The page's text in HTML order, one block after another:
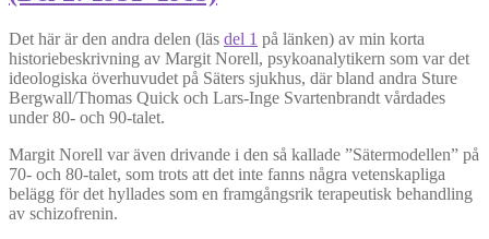
Det här är den andra delen (läs del 1 på länken) av min korta
historiebeskrivning av Margit Norell, psykoanalytikern som var det
ideologiska överhuvudet på Säters sjukhus, där bland andra Sture
Bergwall/Thomas Quick och Lars-Inge Svartenbrandt vårdades
under 80- och 90-talet.
Margit Norell var även drivande i den så kallade ”Sätermodellen” på
70- och 80-talet, som trots att det inte fanns några vetenskapliga
belägg för det hyllades som en framgångsrik terapeutisk behandling
av schizofrenin.